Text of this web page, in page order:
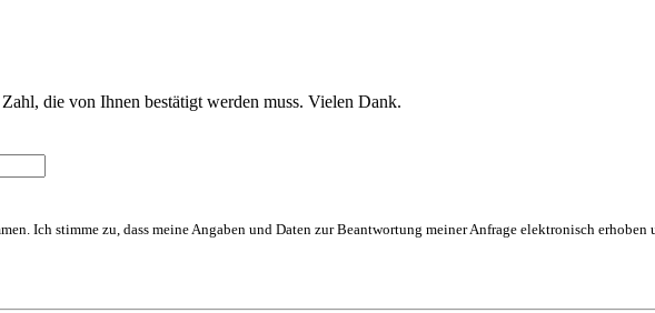
die von Ihnen bestätigt werden muss. Vielen Dank.
Ich stimme zu, dass meine Angaben und Daten zur Beantwortung meiner Anfrage elektronisch